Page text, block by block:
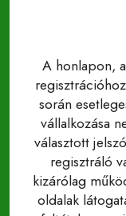
A honlapon,
során
vállalkozása
választott
regisztráló
kizárólag
oldalak